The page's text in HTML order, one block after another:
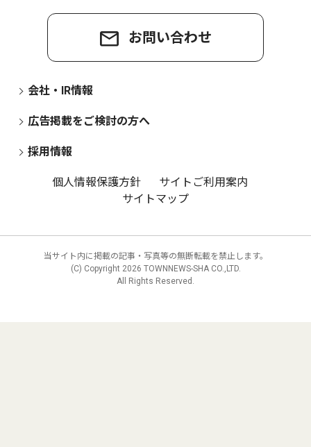
お問い合わせ
会社・IR情報
広告掲載をご検討の方へ
採用情報
個人情報保護方針
サイトご利用案内
サイトマップ
当サイト内に掲載の記事・写真等の無断転載を禁止します。
(C) Copyright 2026 TOWNNEWS-SHA CO.,LTD.
All Rights Reserved.